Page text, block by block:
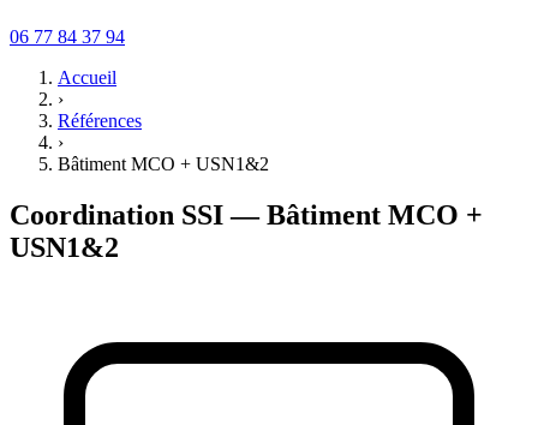
06 77 84 37 94
Accueil
›
Références
›
Bâtiment MCO + USN1&2
Coordination SSI — Bâtiment MCO +
USN1&2